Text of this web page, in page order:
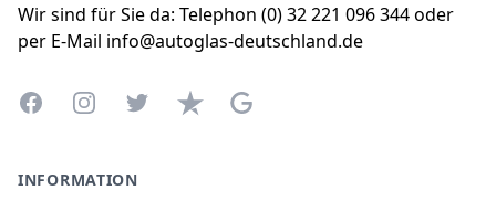
Wir sind für Sie da: Telephon (0) 32 221 096 344 oder
per E-Mail info@autoglas-deutschland.de
FacebookInstagramTwitterTrustpilotGoogle Business Profile
INFORMATION